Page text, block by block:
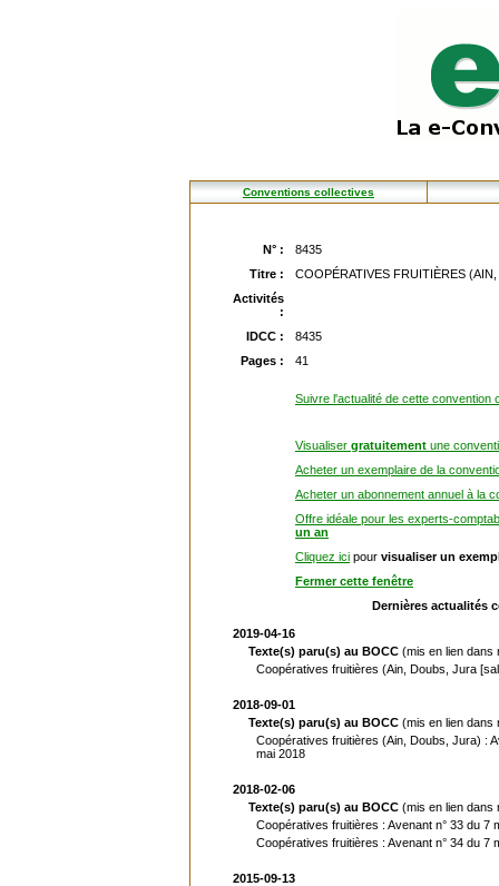
Conventions collectives
N° :
8435
Titre :
COOPÉRATIVES FRUITIÈRES
Activités
:
IDCC :
8435
Pages :
41
Suivre l'actualité de cette convention
Visualiser gratuitement une
Acheter un exemplaire de la
Acheter un abonnement annuel à la
Offre idéale pour les experts-
un an
Cliquez ici pour visualiser un
Fermer cette fenêtre
Dernières actualités
2019-04-16
Texte(s) paru(s) au BOCC (mis en lien dans
Coopératives fruitières (Ain, Doubs, Jura
2018-09-01
Texte(s) paru(s) au BOCC (mis en lien dans
Coopératives fruitières (Ain, Doubs, Jura) :
mai 2018
2018-02-06
Texte(s) paru(s) au BOCC (mis en lien dans
Coopératives fruitières : Avenant n° 33 du 7
Coopératives fruitières : Avenant n° 34 du 7
2015-09-13